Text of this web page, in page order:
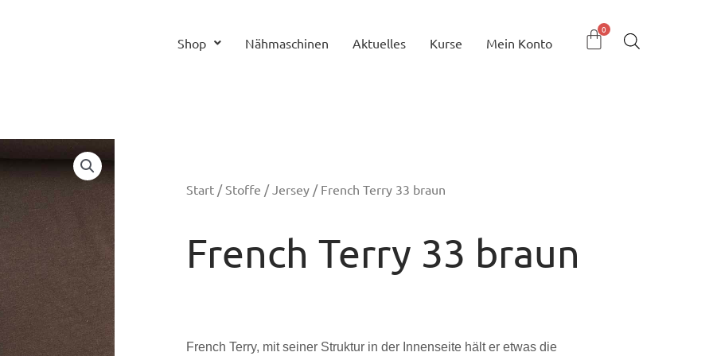
Shop Nähmaschinen Aktuelles Kurse Mein Konto
Start / Stoffe /Jersey / French Terry 33 braun
French Terry 33 braun
French Terry, mit seiner Struktur in der Innenseite hält er etwas die